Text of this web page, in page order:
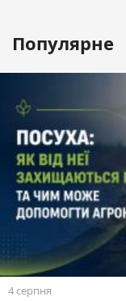
Популярне
4 серпня